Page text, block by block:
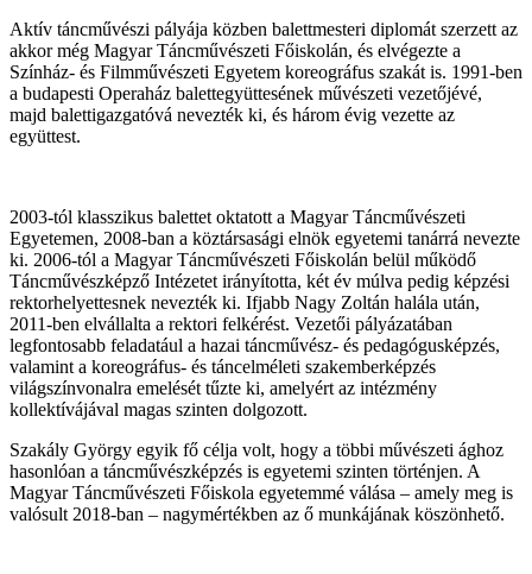
Aktív táncművészi pályája közben balettmesteri diplomát szerzett az
akkor még Magyar Táncművészeti Főiskolán, és elvégezte a
Színház- és Filmművészeti Egyetem koreográfus szakát is. 1991-ben
a budapesti Operaház balettegyüttesének művészeti vezetőjévé,
majd balettigazgatóvá nevezték ki, és három évig vezette az
együttest.
2003-tól klasszikus balettet oktatott a Magyar Táncművészeti
Egyetemen, 2008-ban a köztársasági elnök egyetemi tanárrá nevezte
ki. 2006-tól a Magyar Táncművészeti Főiskolán belül működő
Táncművészképző Intézetet irányította, két év múlva pedig képzési
rektorhelyettesnek nevezték ki. Ifjabb Nagy Zoltán halála után,
2011-ben elvállalta a rektori felkérést. Vezetői pályázatában
legfontosabb feladatául a hazai táncművész- és pedagógusképzés,
valamint a koreográfus- és táncelméleti szakemberképzés
világszínvonalra emelését tűzte ki, amelyért az intézmény
kollektívájával magas szinten dolgozott.
Szakály György egyik fő célja volt, hogy a többi művészeti ághoz
hasonlóan a táncművészképzés is egyetemi szinten történjen. A
Magyar Táncművészeti Főiskola egyetemmé válása – amely meg is
valósult 2018-ban – nagymértékben az ő munkájának köszönhető.